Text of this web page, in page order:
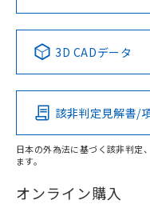
以上、n: 18mm以上
検出領域
Pb Hg
O
在庫等で未対応品が混
No No
こ
その他の認証は
3D CADデータ
該非判定見解書/
日本の外為法に基づく該非判定
ます。
オンライン購入